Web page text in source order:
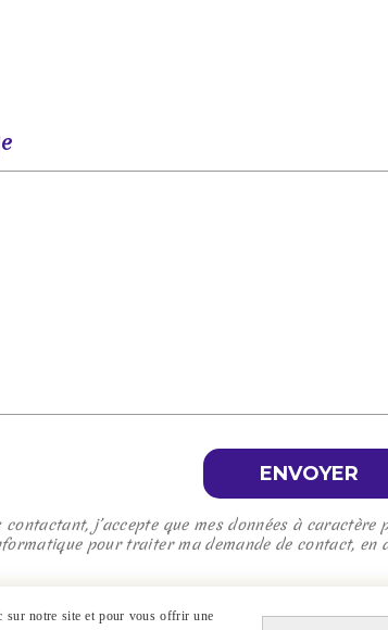
ENVOYER
contactant, j’accepte que mes données à
pour traiter ma demande de contact, en
sur notre site et pour vous offrir une